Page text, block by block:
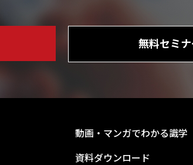
無料セミ
動画・マンガでわかる識学
資料ダウンロード